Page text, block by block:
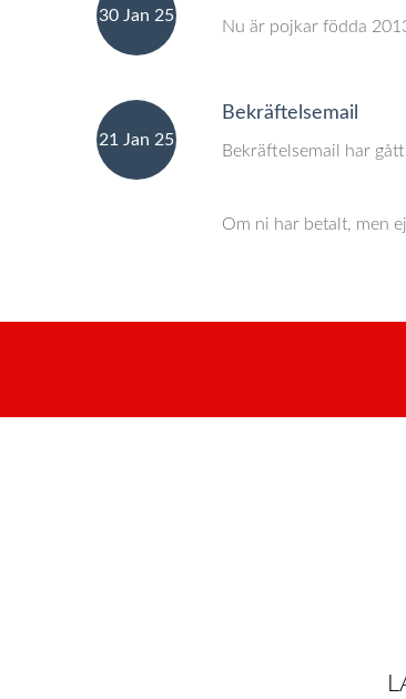
30 Jan 25
Nu är pojkar födda
21 Jan 25
Bekräftelsemail
Bekräftelsemail har
Om ni har betalt, men